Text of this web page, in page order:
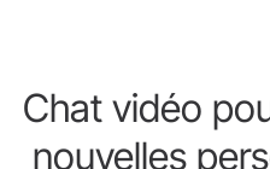
Chat vidéo
nouvelles